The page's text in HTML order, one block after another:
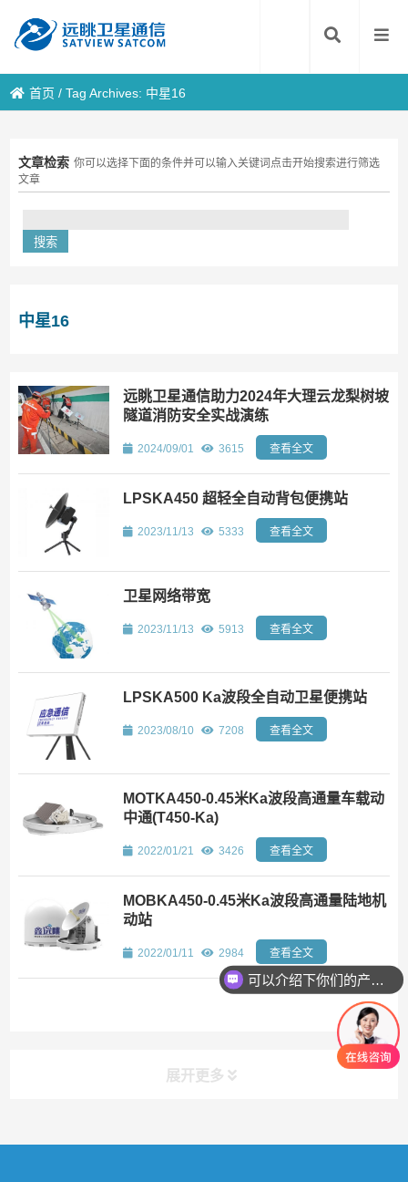
首页 /Tag Archives: 中星16
文章检索 你可以选择下面的条件并可以输入关键词点击开始搜索进行筛选
文章
中星16
远眺卫星通信助力2024年大理云龙梨树坡
隧道消防安全实战演练
2024/09/01 3615 查看全文
LPSKA450 超轻全自动背包便携站
2023/11/13 5333 查看全文
卫星网络带宽
2023/11/13 5913 查看全文
LPSKA500 Ka波段全自动卫星便携站
2023/08/10 7208 查看全文
MOTKA450-0.45米Ka波段高通量车载动
中通(T450-Ka)
2022/01/21 3426 查看全文
MOBKA450-0.45米Ka波段高通量陆地机
动站
2022/01/11 2984 查看全文
展开更多